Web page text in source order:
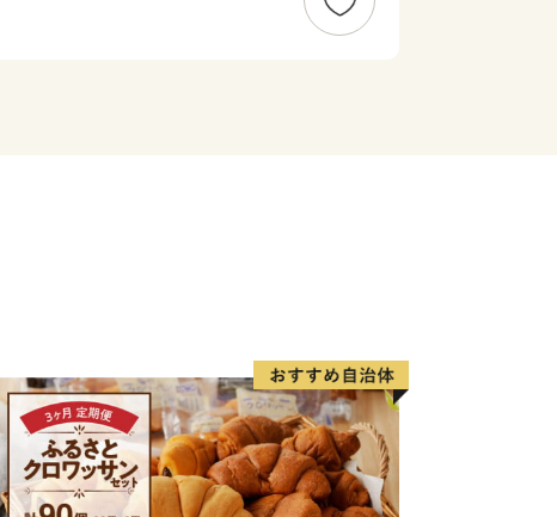
みや集落が連なります。日本海に面し
、農業分野における独自モデル「自然
、与謝野町の誇りの結晶です。これら
お届けすることで、遠くにいても与謝
さと与謝野を感じていただければと思